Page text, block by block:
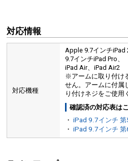
対応情報
対応機種
Apple 9.7インチiPad
9.7インチiPad Pro、
iPad Air、iPad Air2
※アームに取り付け
せん。アームに付属
り付けネジをご使用
確認済の対応表は
・iPad 9.7インチ 第
・iPad 9.7インチ 第